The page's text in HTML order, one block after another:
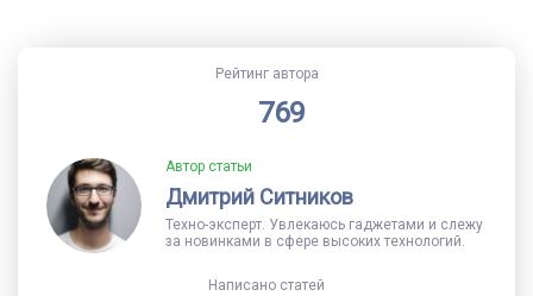
Рейтинг автора
769
Автор статьи
Дмитрий Ситников
Техно-эксперт. Увлекаюсь гаджетами и слежу
за новинками в сфере высоких технологий.
Написано статей